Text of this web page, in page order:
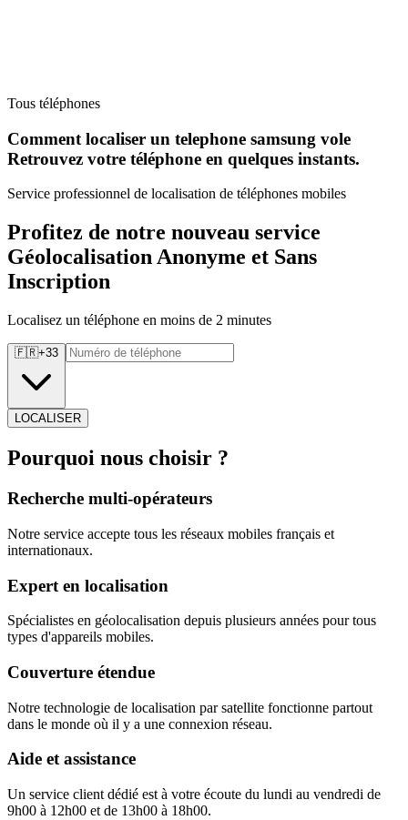
Tous téléphones
Comment localiser un telephone samsung vole
Retrouvez votre téléphone en quelques instants.
Service professionnel de localisation de téléphones mobiles
Profitez de notre nouveau service
Géolocalisation Anonyme et Sans
Inscription
Localisez un téléphone en moins de 2 minutes
🇫🇷+33
LOCALISER
Pourquoi nous choisir ?
Recherche multi-opérateurs
Notre service accepte tous les réseaux mobiles français et
internationaux.
Expert en localisation
Spécialistes en géolocalisation depuis plusieurs années pour tous
types d'appareils mobiles.
Couverture étendue
Notre technologie de localisation par satellite fonctionne partout
dans le monde où il y a une connexion réseau.
Aide et assistance
Un service client dédié est à votre écoute du lundi au vendredi de
9h00 à 12h00 et de 13h00 à 18h00.